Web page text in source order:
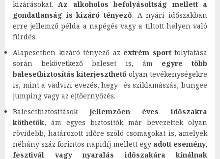
kizárásokat.Az alkoholos befolyásoltság mellett a
gondatlanság is kizáró tényező. A nyári időszakban
erre jellemző példa a napégés vagy a tiltott helyen való
fürdés.
Alapesetben kizáró tényező az extrém sportfolytatása
során bekövetkező baleset is, ám egyre több
balesetbiztosítás kiterjeszthető olyan tevékenységekre
is, mint a vadvizi evezés, hegy- és sziklamászás, bungee
jumping vagy az ejtőernyőzés.
Balesetbiztosításokjellemzően éves időszakra
köthetők, ám egyes biztosítók már bevezettek olyan
rövidebb, határozott időre szóló csomagokat is, amelyek
néhány száz forintos napidíj mellett egy adott esemény,
fesztivál vagy nyaralás időszakára kínálnak